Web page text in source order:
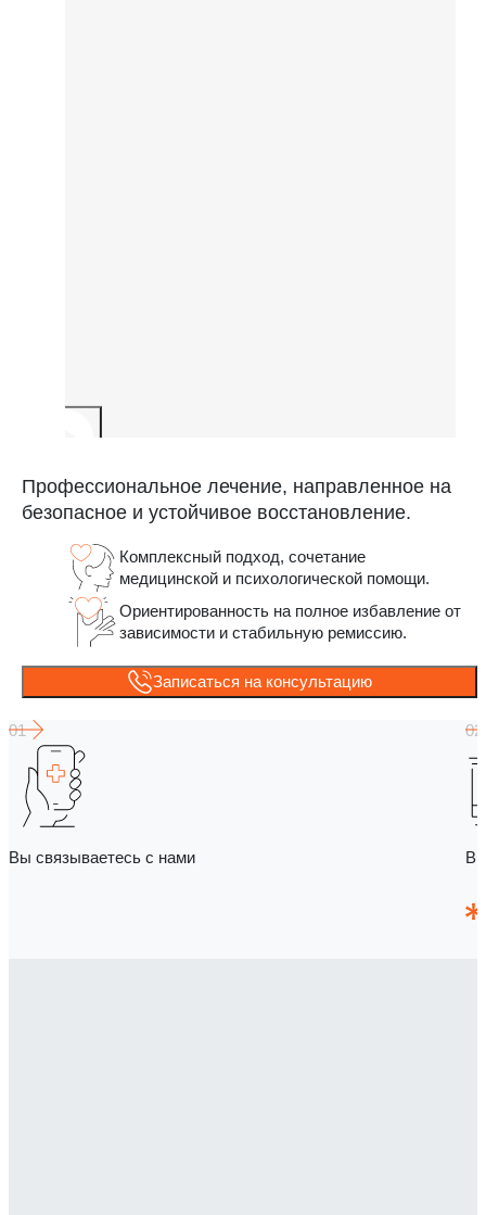
Профессиональное лечение, направленное на
безопасное и устойчивое восстановление.
Комплексный подход, сочетание
медицинской и психологической помощи.
Ориентированность на полное избавление от
зависимости и стабильную ремиссию.
Записаться на консультацию
Вы связываетесь с нами